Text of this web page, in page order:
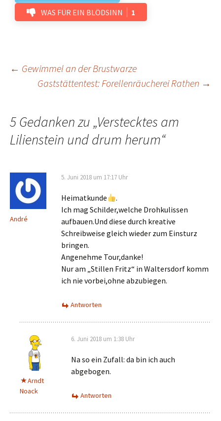
WAS FÜR EIN BLÖDSINN
1
Beitrags-
← Gewimmel an der Brustwarze
Gaststättentest: Forellenräucherei Rathen →
5 Gedanken zu „Verstecktes am
Lilienstein und drum herum“
André
5. Juni 2018 um 17:17 Uhr
Heimatkunde
.
Ich mag Schilder,welche Drohkulissen
aufbauen.Und diese durch kreative
Schreibweise gleich wieder zum Einsturz
bringen.
Angenehme Tour,danke!
Nur am „Stillen Fritz“ in Waltersdorf komm
ich nie vorbei,ohne abzubiegen.
Antworten
Arndt
Noack
6. Juni 2018 um 1:38 Uhr
Na so ein Zufall: da bin ich auch
abgebogen.
Antworten